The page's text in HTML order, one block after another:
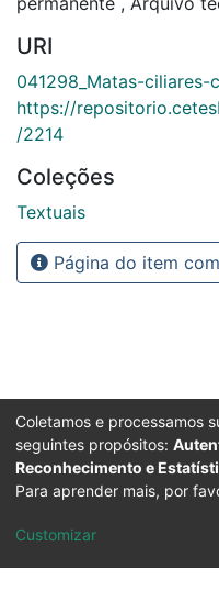
URI
041298_Matas-ciliares-
https://
/2214
Coleções
Textuais
Página do item
Coletamos e processamos
seguintes propósitos:
Reconhecimento e
Para aprender mais, por
Customizar